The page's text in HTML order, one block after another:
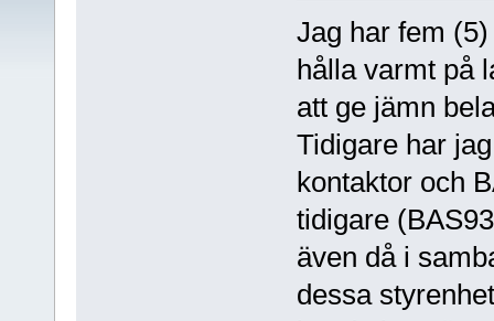
Jag har fem
hålla varmt på
att ge jämn
Tidigare har
kontaktor och
tidigare
även då i
dessa